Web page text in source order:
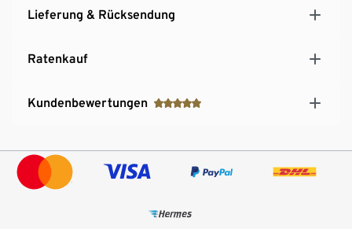
Vielseitig einsetzbar: von schwerem Teig über feine
Patisserie bis zu Baiser
Voraussetzung für noch mehr Spaß beim
Lieferung & Rücksendung
Ratenkauf
Kundenbewertungen